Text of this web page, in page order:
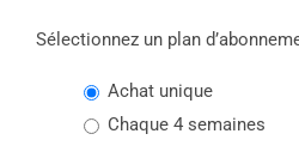
Sélectionnez un plan
Achat unique
chaque 4 semaines